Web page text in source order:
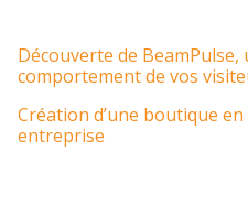
Découverte de
comportement de vos
Création d’une boutique
entreprise